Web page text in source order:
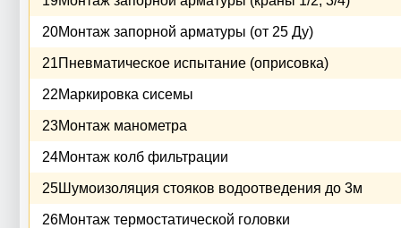
20Монтаж запорной арматуры (от 25 Ду)
21Пневматическое испытание (оприсовка)
22Маркировка сисемы
23Монтаж манометра
24Монтаж колб фильтрации
25Шумоизоляция стояков водоотведения до 3м
26Монтаж термостатической головки